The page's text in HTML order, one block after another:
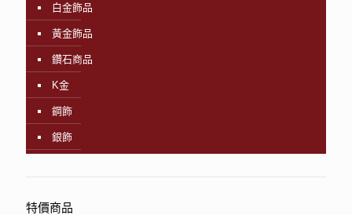
白金飾品
黃金飾品
鑽石商品
K金
鋼飾
銀飾
特價商品